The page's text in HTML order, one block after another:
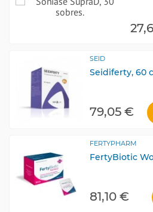
SEID
Seidiferty, 60
79,05 €
FERTYPHARM
FertyBiotic
81,10 €